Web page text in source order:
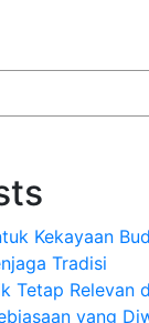
Kekayaan
Tradisi
Tetap Relevan
yang